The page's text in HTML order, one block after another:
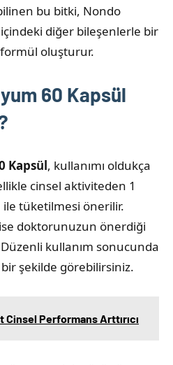
bu bitki, Nondo
diğer bileşenlerle bir
oluşturur.
60 Kapsül
Kapsül, kullanımı oldukça
cinsel aktiviteden 1
tüketilmesi önerilir.
doktorunuzun önerdiği
kullanım sonucunda
şekilde görebilirsiniz.
Cinsel Performans Arttırıcı